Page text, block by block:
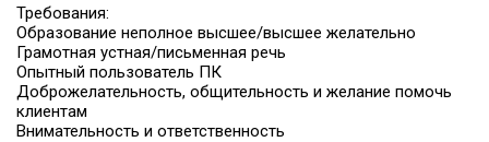
Требования:
Образование неполное высшее/высшее желательно
Грамотная устная/письменная речь
Опытный пользователь ПК
Доброжелательность, общительность и желание помочь
клиентам
Внимательность и ответственность